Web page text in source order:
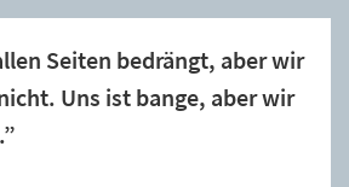
Seiten bedrängt, aber wir
Uns ist bange, aber wir